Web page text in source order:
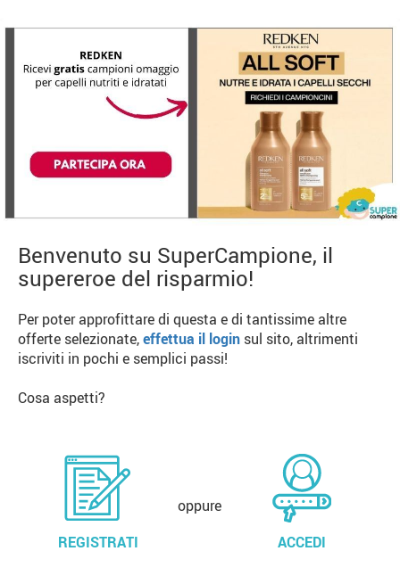
Benvenuto su SuperCampione, il
supereroe del risparmio!
Per poter approfittare di questa e di tantissime altre
offerte selezionate,effettua il login sul sito, altrimenti
iscriviti in pochi e semplici passi!
Cosa aspetti?
REGISTRATI
oppure
ACCEDI